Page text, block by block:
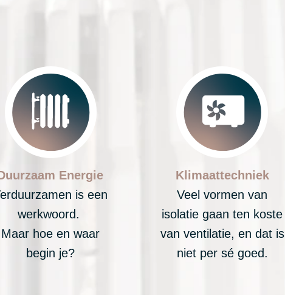
Energie
is een
werkwoord.
Maar hoe en waar
begin je?
Klimaattechniek
Veel vormen van
isolatie gaan ten koste
van ventilatie, en dat is
niet per sé goed.